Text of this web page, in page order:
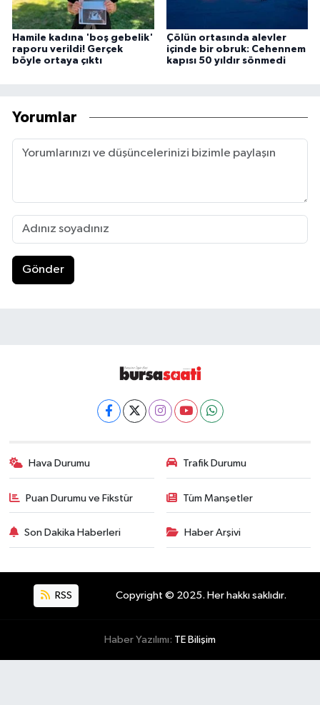
Hamile kadına 'boş gebelik'
raporu verildi! Gerçek
böyle ortaya çıktı
Çölün ortasında alevler
içinde bir obruk: Cehennem
kapısı 50 yıldır sönmedi
Yorumlar
Gönder
Hava Durumu Trafik Durumu
Puan Durumu ve Fikstür Tüm Manşetler
Son Dakika Haberleri Haber Arşivi
RSS Copyright © 2025. Her hakkı saklıdır.
Haber Yazılımı: TE Bilişim